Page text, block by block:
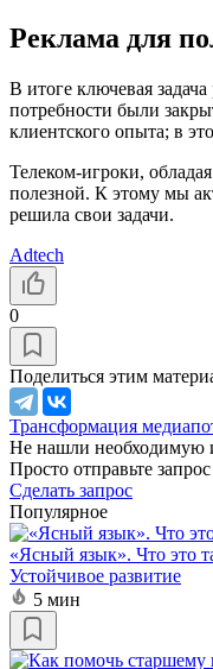
Реклама для
В итоге ключевая
потребности были
клиентского опыта; в
Телеком-игроки,
полезной. К этому мы
решила свои задачи.
Adtech
0
Поделиться этим
Трансформация
Не нашли необходимую
Просто отправьте
Сделать запрос
Популярное
«Ясный язык». Что это
Устойчивое развитие
5 мин